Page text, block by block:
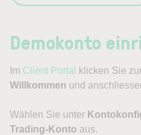
Demokonto
Im Client Portal
klicken Sie
Willkommen und
Wählen Sie unter
Trading-Konto aus.